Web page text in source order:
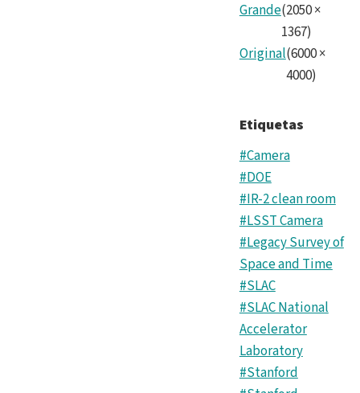
Grande(2050×
1367)
Original(6000×
4000)
Etiquetas
#Camera
#DOE
#IR-2 clean room
#LSST Camera
#Legacy Survey of
Space and Time
#SLAC
#SLAC National
Accelerator
Laboratory
#Stanford